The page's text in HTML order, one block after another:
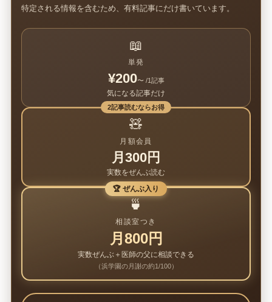
特定される情報を含むため、有料記事にだけ書いています。
📖
単発
¥200〜 /1記事
気になる記事だけ
2記事読むならお得
🧸
月額会員
月300円
実数をぜんぶ読む
🏆 ぜんぶ入り
🍵
相談室つき
月800円
実数ぜんぶ＋医師の父に相談できる
（浜学園の月謝の約1/100）